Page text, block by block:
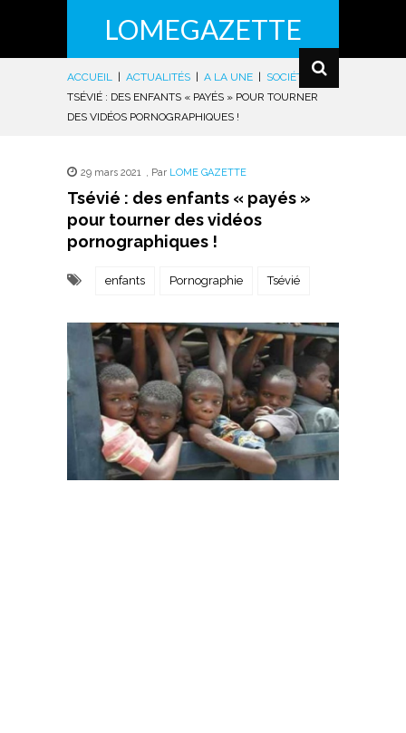
LOMEGAZETTE
ACCUEIL ACTUALITÉS A LA UNE SOCIÉTÉ
|
TSÉVIÉ : DES ENFANTS « PAYÉS » POUR TOURNER
DES VIDÉOS PORNOGRAPHIQUES !
29 mars 2021 , Par LOME GAZETTE
Tsévié : des enfants « payés »
pour tourner des vidéos
pornographiques !
enfants Pornographie Tsévié